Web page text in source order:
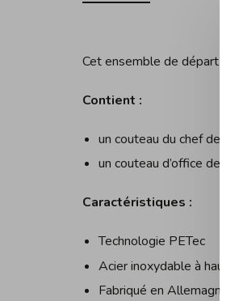
Cet ensemble de départ
Contient :
un couteau du chef de 20
un couteau d’office de 9
Caractéristiques :
Technologie PETec
Acier inoxydable à haute
Fabriqué en Allemagne